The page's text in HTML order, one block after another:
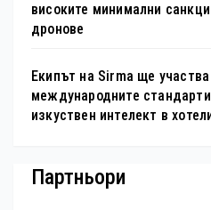
високите минимални
дронове
Екипът на Sirma ще
международните
изкуствен интелект в
Партньори